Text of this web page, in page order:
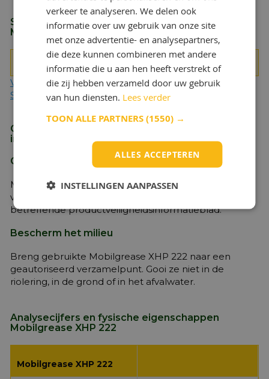
Specificaties, goedkeuringen en aanbevelingen
Mobilgrease XHP 222
DIN 51825: (2004-06)
(KP2N-20)
Fives Cincinnati (P-64)
Vragen? Neem contact op met de Technische
Specialisten van OlieOnline
Gezondheid, veiligheid en milieu-
informatie
Mobilgrease XHP 222
Gezondheid en veiligheid
Mobilgrease XHP 222 raadpleeg voor aanvullende
veiligheids- en gezondheidsinformatie het
betreffende productveiligheidsinformatieblad.
Bescherm het milieu
Breng gebruikte Mobilgrease XHP 222 naar een
geautoriseerd verzamelpunt. Gooi ze niet in de
riolering, in de grond of in het afvalwater.
Analysecijfers en fysische eigenschappen
Mobilgrease XHP 222
Mobilgrease XHP 222
verkeer te analyseren. We delen ook
informatie over uw gebruik van onze site
met onze advertentie- en analysepartners,
die deze kunnen combineren met andere
informatie die u aan hen heeft verstrekt of
die zij hebben verzameld door uw gebruik
van hun diensten. Lees verder
TOON ALLE PARTNERS(1550) →
ALLES ACCEPTEREN
INSTELLINGEN AANPASSEN